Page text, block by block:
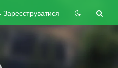
Зареєструватися